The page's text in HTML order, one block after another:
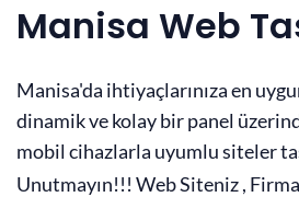
Manisa Web
Manisa'da ihtiyaçlarınıza en
dinamik ve kolay bir panel
mobil cihazlarla uyumlu siteler
Unutmayın!!! Web Siteniz ,